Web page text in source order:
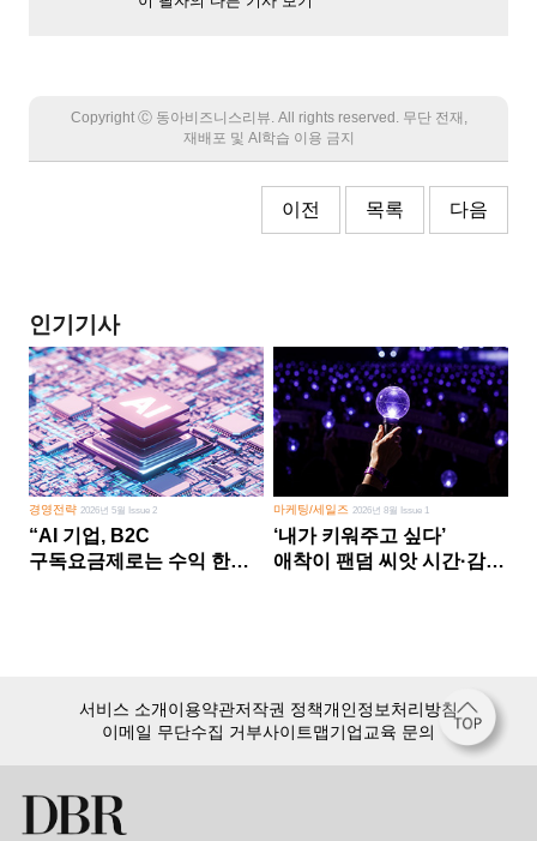
Copyright Ⓒ 동아비즈니스리뷰. All rights reserved. 무단 전재,
재배포 및 AI학습 이용 금지
이전 목록 다음
인기기사
경영전략2026년 5월 Issue 2
“AI 기업, B2C
구독요금제로는 수익 한계
마케팅/세일즈 2026년 8월 Issue 1
‘내가 키워주고 싶다’
애착이 팬덤 씨앗 시간·감정
서비스 소개이용약관저작권 정책개인정보처리방침
이메일 무단수집 거부사이트맵기업교육 문의